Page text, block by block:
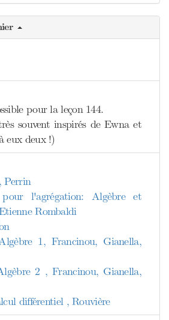
pour la leçon 144.
souvent inspirés de Ewna et
eux deux !)
Perrin
pour l'agrégation: Algèbre et
Rombaldi
1, Francinou, Gianella,
2 , Francinou, Gianella,
différentiel , Rouvière